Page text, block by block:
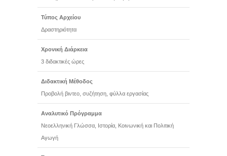
Τύπος Αρχείου
Δραστηριότητα
Χρονική Διάρκεια
3 διδακτικές ώρες
Διδακτική Μέθοδος
Προβολή βιντεο, συζήτηση, φύλλα εργασίας
Αναλυτικό Πρόγραμμα
Νεοελληνική Γλώσσα, Ιστορία, Κοινωνική και Πολιτική
Αγωγή